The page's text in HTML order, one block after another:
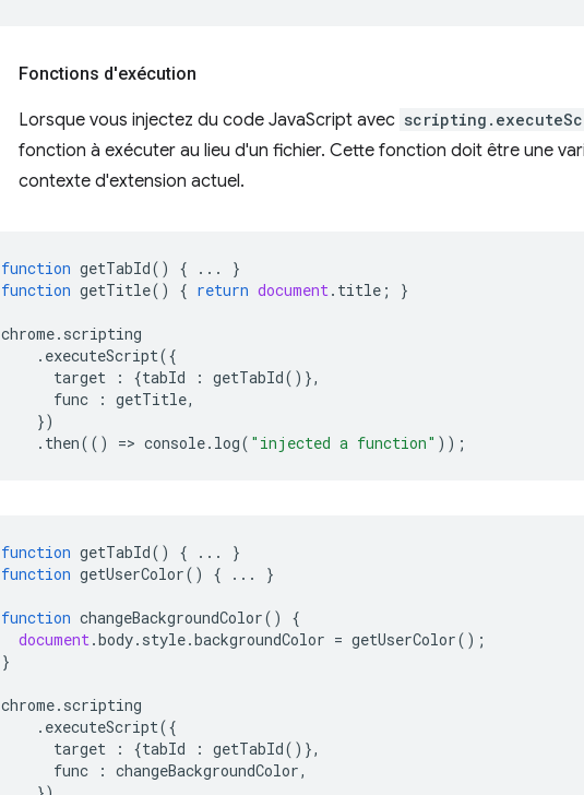
Fonctions d'exécution
Lorsque vous injectez du code JavaScript avec
fonction à exécuter au lieu d'un fichier. Cette fonction doit être une
contexte d'extension actuel.
function getTabId() { ...
}
function getTitle() { return document. title ; }
chrome. scripting
. executeScript({
target
: {tabId : getTabId()},
func
: getTitle,
})
. then(() => console. log( "injected a function" ));
function getTabId() { ...
}
function getUserColor() { ... }
function changeBackgroundColor()
{
document.body. style.backgroundColor = getUserColor();
}
chrome. scripting
. executeScript({
target
: {tabId : getTabId()},
func
: changeBackgroundColor,